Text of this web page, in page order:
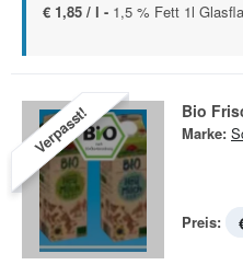
€ 1,85 / l - 1,5 % Fett 1l
Verpasst! Bio
Marke:
Preis: